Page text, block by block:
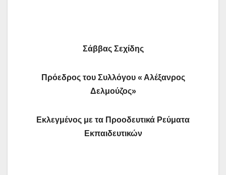
Σάββας Σεχίδης
Πρόεδρος του Συλλόγου « Αλέξανρος
Δελμούζος»
Εκλεγμένος με τα Προοδευτικά Ρεύματα
Εκπαιδευτικών